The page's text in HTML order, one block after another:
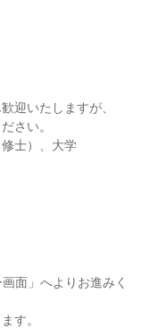
迎いたしますが、
さい。
士）、大学
面」へよりお進みく
す。